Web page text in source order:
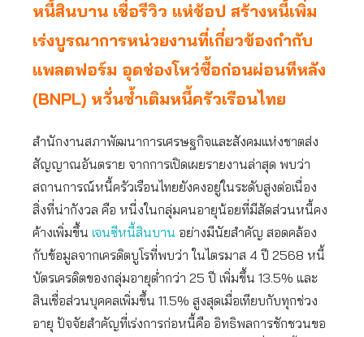
หนี้สินบาน เชื่อรีวิว แห่ช้อป สร้างหนี้เพิ่ม
เร่งบูรณาการหน่วยงานที่เกี่ยวข้องกำกับ
แพลตฟอร์ม อุดช่องโหว่ซื้อก่อนผ่อนทีหลัง
(BNPL) หวั่นซ้ำเติมหนี้ครัวเรือนไทย
สำนักงานสภาพัฒนาการเศรษฐกิจและสังคมแห่งชาตส่ง
สัญญาณอันตราย จากการเปิดเผยรายงานล่าสุด พบว่า
สถานการณ์หนี้ครัวเรือนไทยยังคงอยู่ในระดับสูงต่อเนื่อง
สิ่งที่น่ากังวล คือ หนี่งในกลุ่มคนอายุน้อยที่มีสัดส่วนหนี้คง
ค้างเพิ่มขึ้น เจนซีหนี้สินบาน อย่างมีนัยสำคัญ สอดคล้อง
กับข้อมูลจากเครดิตบูโรที่พบว่า ในไตรมาส 4 ปี 2568 หนี้
บัตรเครดิตของกลุ่มอายุต่ำกว่า 25 ปี เพิ่มขึ้น 13.5% และ
สินเชื่อส่วนบุคคลเพิ่มขึ้น 11.5% สูงสุดเมื่อเทียบกับทุกช่วง
อายุ ปัจจัยสำคัญที่เร่งการก่อหนี้คือ อิทธิพลการชักชวนขอ